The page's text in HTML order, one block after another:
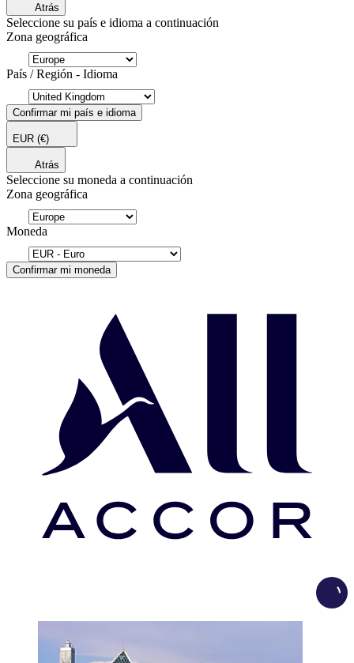
Atrás
Seleccione su país e idioma a continuación
Zona geográfica
País / Región - Idioma
Confirmar mi país e idioma
EUR (€)
Atrás
Seleccione su moneda a continuación
Zona geográfica
Moneda
Confirmar mi moneda